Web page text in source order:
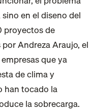
en el diseno del
proyectos de
Andreza Araujo, el
que ya
de clima y
han tocado la
la sobrecarga.